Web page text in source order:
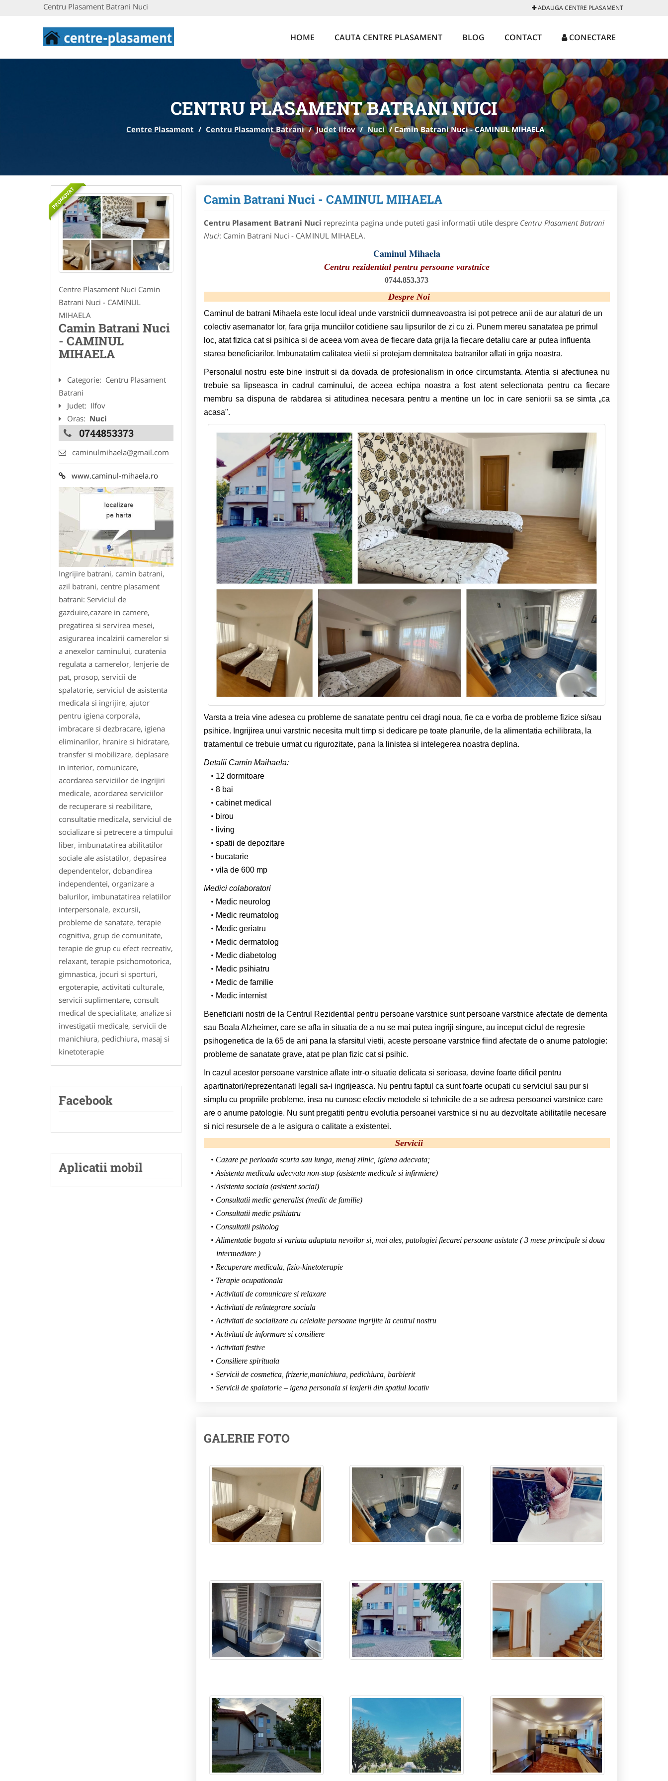
Centru Plasament Batrani Nuci ADAUGA CENTRE PLASAMENT
HOME CAUTA CENTRE PLASAMENT BLOG CONTACT CONECTARE
CENTRU PLASAMENT BATRANI NUCI
Centre Plasament / Centru Plasament Batrani / Judet Ilfov / Nuci /Camin Batrani Nuci - CAMINUL MIHAELA
PROMOVAT
Centre Plasament Nuci Camin
Batrani Nuci - CAMINUL
MIHAELA
Camin Batrani Nuci
- CAMINUL
MIHAELA
Categorie: Centru Plasament
Batrani
Judet: Ilfov
Oras: Nuci
0744853373
caminulmihaela@gmail.com
www.caminul-mihaela.ro
Ingrijire batrani, camin batrani,
azil batrani, centre plasament
batrani: Serviciul de
gazduire,cazare in camere,
pregatirea si servirea mesei,
asigurarea incalzirii camerelor si
a anexelor caminului, curatenia
regulata a camerelor, lenjerie de
pat, prosop, servicii de
spalatorie, serviciul de asistenta
medicala si ingrijire, ajutor
pentru igiena corporala,
imbracare si dezbracare, igiena
eliminarilor, hranire si hidratare,
transfer si mobilizare, deplasare
in interior, comunicare,
acordarea serviciilor de ingrijiri
medicale, acordarea serviciilor
de recuperare si reabilitare,
consultatie medicala, serviciul de
socializare si petrecere a timpului
liber, imbunatatirea abilitatilor
sociale ale asistatilor, depasirea
dependentelor, dobandirea
independentei, organizare a
balurilor, imbunatatirea relatiilor
interpersonale, excursii,
probleme de sanatate, terapie
cognitiva, grup de comunitate,
terapie de grup cu efect recreativ,
relaxant, terapie psichomotorica,
gimnastica, jocuri si sporturi,
ergoterapie, activitati culturale,
servicii suplimentare, consult
medical de specialitate, analize si
investigatii medicale, servicii de
manichiura, pedichiura, masaj si
kinetoterapie
Facebook
Aplicatii mobil
Camin Batrani Nuci - CAMINUL MIHAELA
Centru Plasament Batrani Nuci reprezinta pagina unde puteti gasi informatii utile despre Centru Plasament Batrani
Nuci: Camin Batrani Nuci - CAMINUL MIHAELA.
Caminul Mihaela
Centru rezidential pentru persoane varstnice
0744.853.373
Despre Noi
Caminul de batrani Mihaela este locul ideal unde varstnicii dumneavoastra isi pot petrece anii de aur alaturi de un
colectiv asemanator lor, fara grija munciilor cotidiene sau lipsurilor de zi cu zi. Punem mereu sanatatea pe primul
loc, atat fizica cat si psihica si de aceea vom avea de fiecare data grija la fiecare detaliu care ar putea influenta
starea beneficiarilor. Imbunatatim calitatea vietii si protejam demnitatea batranilor aflati in grija noastra.
Personalul nostru este bine instruit si da dovada de profesionalism in orice circumstanta. Atentia si afectiunea nu
trebuie sa lipseasca in cadrul caminului, de aceea echipa noastra a fost atent selectionata pentru ca fiecare
membru sa dispuna de rabdarea si atitudinea necesara pentru a mentine un loc in care seniorii sa se simta „ca
acasa".
Varsta a treia vine adesea cu probleme de sanatate pentru cei dragi noua, fie ca e vorba de probleme fizice si/sau
psihice. Ingrijirea unui varstnic necesita mult timp si dedicare pe toate planurile, de la alimentatia echilibrata, la
tratamentul ce trebuie urmat cu rigurozitate, pana la linistea si intelegerea noastra deplina.
Detalii Camin Maihaela:
12 dormitoare
8 bai
cabinet medical
birou
living
spatii de depozitare
bucatarie
vila de 600 mp
Medici colaboratori
Medic neurolog
Medic reumatolog
Medic geriatru
Medic dermatolog
Medic diabetolog
Medic psihiatru
Medic de familie
Medic internist
Beneficiarii nostri de la Centrul Rezidential pentru persoane varstnice sunt persoane varstnice afectate de dementa
sau Boala Alzheimer, care se afla in situatia de a nu se mai putea ingriji singure, au inceput ciclul de regresie
psihogenetica de la 65 de ani pana la sfarsitul vietii, aceste persoane varstnice fiind afectate de o anume patologie:
probleme de sanatate grave, atat pe plan fizic cat si psihic.
In cazul acestor persoane varstnice aflate intr-o situatie delicata si serioasa, devine foarte dificil pentru
apartinatori/reprezentanati legali sa-i ingrijeasca. Nu pentru faptul ca sunt foarte ocupati cu serviciul sau pur si
simplu cu propriile probleme, insa nu cunosc efectiv metodele si tehnicile de a se adresa persoanei varstnice care
are o anume patologie. Nu sunt pregatiti pentru evolutia persoanei varstnice si nu au dezvoltate abilitatile necesare
si nici resursele de a le asigura o calitate a existentei.
Servicii
Cazare pe perioada scurta sau lunga, menaj zilnic, igiena adecvata;
Asistenta medicala adecvata non-stop (asistente medicale si infirmiere)
Asistenta sociala (asistent social)
Consultatii medic generalist (medic de familie)
Consultatii medic psihiatru
Consultatii psiholog
Alimentatie bogata si variata adaptata nevoilor si, mai ales, patologiei fiecarei persoane asistate ( 3 mese principale si doua
intermediare )
Recuperare medicala, fizio-kinetoterapie
Terapie ocupationala
Activitati de comunicare si relaxare
Activitati de re/integrare sociala
Activitati de socializare cu celelalte persoane ingrijite la centrul nostru
Activitati de informare si consiliere
Activitati festive
Consiliere spirituala
Servicii de cosmetica, frizerie,manichiura, pedichiura, barbierit
Servicii de spalatorie – igena personala si lenjerii din spatiul locativ
GALERIE FOTO